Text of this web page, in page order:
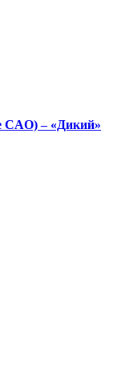
– «Дикий»